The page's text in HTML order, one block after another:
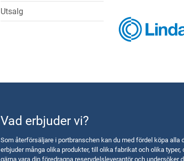
Utsalg
Vad erbjuder vi?
Som återförsäljare i portbranschen kan du med fördel köpa alla
erbjuder många olika produkter, till olika fabrikat och olika typer,
gärna vara din föredragna reservdelsleverantör och undersöker